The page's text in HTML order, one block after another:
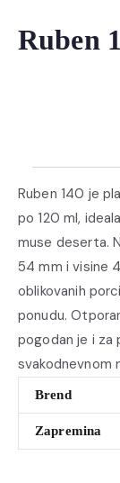
Ruben
Ruben 140 je
po 120 ml,
muse deserta.
54 mm i visine
oblikovanih
ponudu.
pogodan je i za
svakodnevnom
Brend
Zapremina